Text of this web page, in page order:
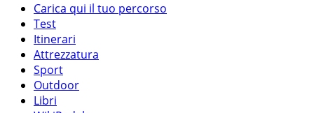
Carica qui il tuo percorso
Test
Itinerari
Attrezzatura
Sport
Outdoor
Libri